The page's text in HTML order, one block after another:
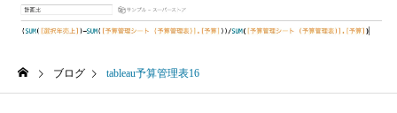
ブログ tableau予算管理表16